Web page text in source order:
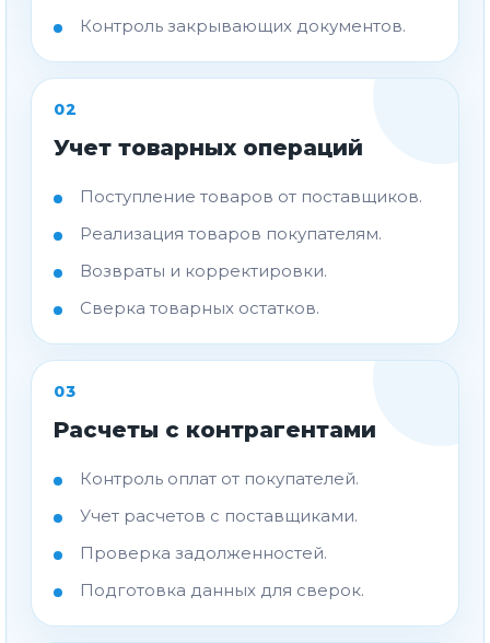
Контроль закрывающих документов.
02
Учет товарных операций
Поступление товаров от поставщиков.
Реализация товаров покупателям.
Возвраты и корректировки.
Сверка товарных остатков.
03
Расчеты с контрагентами
Контроль оплат от покупателей.
Учет расчетов с поставщиками.
Проверка задолженностей.
Подготовка данных для сверок.